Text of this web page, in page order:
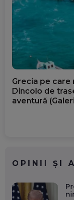
Grecia pe care
Dincolo de
aventură
OPINII ȘI